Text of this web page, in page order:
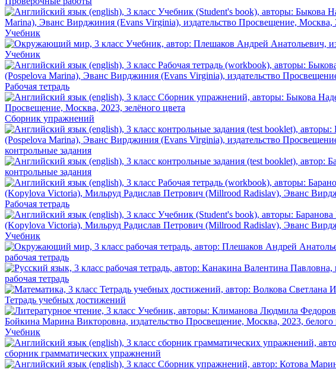
Учебник
Учебник
Рабочая тетрадь
Сборник упражнений
контрольные задания
контрольные задания
Рабочая тетрадь
Учебник
рабочая тетрадь
рабочая тетрадь
Тетрадь учебных достижений
Учебник
сборник грамматических упражнений